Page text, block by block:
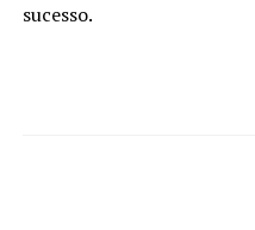
sucesso.